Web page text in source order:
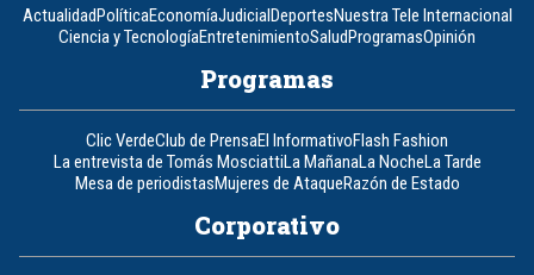
ActualidadPolíticaEconomíaJudicialDeportesNuestra Tele Internacional
Ciencia y TecnologíaEntretenimientoSaludProgramasOpinión
Programas
Clic VerdeClub de PrensaEl InformativoFlash Fashion
La entrevista de Tomás MosciattiLa MañanaLa NocheLa Tarde
Mesa de periodistasMujeres de AtaqueRazón de Estado
Corporativo